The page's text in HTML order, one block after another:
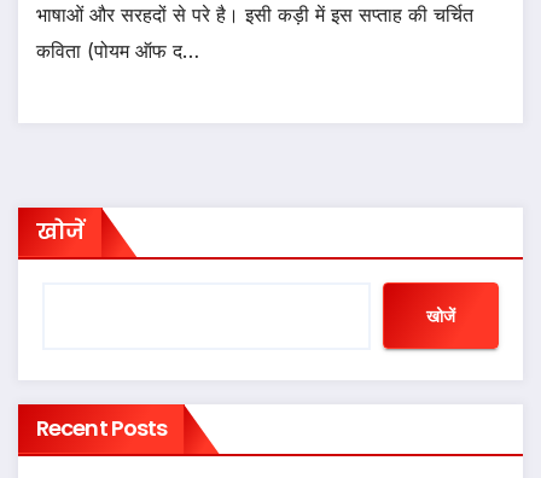
भाषाओं और सरहदों से परे है। इसी कड़ी में इस सप्ताह की चर्चित
कविता (पोयम ऑफ द…
खोजें
खोजें
Recent Posts